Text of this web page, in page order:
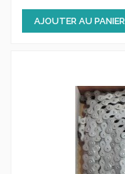
AJOUTER AU PANIER